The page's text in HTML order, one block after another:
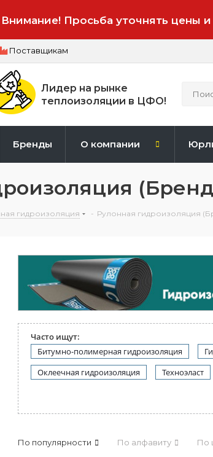
Внимание! Просьба уточнять цены
Поставщикам
Лидер на рынке
теплоизоляции в ЦФО!
Бренды О компании
гидроизоляция - Рулонная гидроизоляция
Часто ищут:
Битумно-полимерная гидроизоляция
Оклеечная гидроизоляция
Техноэласт
По популярности По алфавиту По